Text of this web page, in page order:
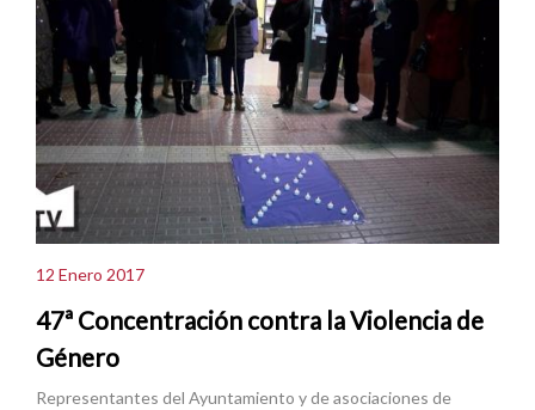
12 Enero 2017
47ª Concentración contra la Violencia de
Género
Representantes del Ayuntamiento y de asociaciones de